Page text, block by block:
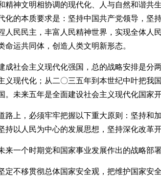
精神文明相协调的现代化、人与自然和谐共
化的本质要求是：坚持中国共产党领导，坚
人民民主，丰富人民精神世界，实现全体人
命运共同体，创造人类文明新形态。
成社会主义现代化强国，总的战略安排是分
义现代化；从二〇三五年到本世纪中叶把我
。未来五年是全面建设社会主义现代化国家
路上，必须牢牢把握以下重大原则：坚持和
持以人民为中心的发展思想，坚持深化改革
来一个时期党和国家事业发展作出的战略部署
定不移贯彻总体国家安全观，把维护国家安